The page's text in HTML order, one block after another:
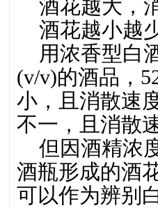
酒花越大，
酒花越小越
用浓香型白
(v/v)的酒品，
小，且消散速
不一，且消散
但因酒精浓
酒瓶形成的酒
可以作为辨别